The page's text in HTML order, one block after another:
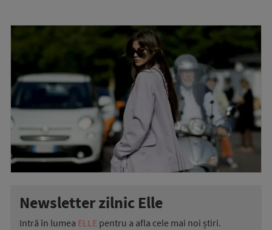
Newsletter zilnic Elle
Intră în lumea ELLE pentru a afla cele mai noi știri.